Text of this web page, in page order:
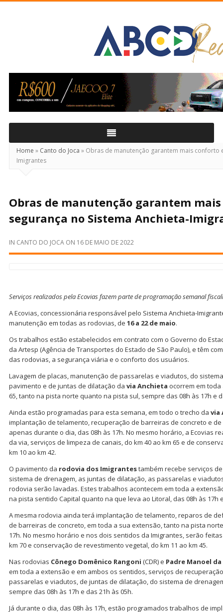
Real
Home » Canto do Joca » Obras de manutenção garantem mais conforto
Imigrantes
Obras de manutenção garantem
segurança no Sistema Anchieta-
IN CANTO DO JOCA ON 16 DE MAIO DE 2022
Serviços realizados pela Ecovias fazem parte de programação semanal
A Ecovias, concessionária responsável pelo Sistema Anchieta-
manutenção em todas as rodovias, de 16 a 22 de maio.
Os trabalhos estão estabelecidos em contrato com o Governo do
da Artesp (Agência de Transportes do Estado de São Paulo), e têm
das rodovias, a segurança viária e o conforto dos usuários.
Lavagem de placas, manutenção de passarelas e viadutos, do
pavimento e de juntas de dilatação da via Anchieta ocorrem em toda
65, tanto na pista norte quanto na pista sul, sempre das 08h às 17h e
Ainda estão programadas para esta semana, em todo o trecho da via
implantação de telamento, recuperação de barreiras de concreto e
apenas durante o dia, das 08h às 17h. No mesmo horário, a Ecovias
da via, serviços de limpeza de canais, do km 40 ao km 65 e de
km 10 ao km 42.
O pavimento da rodovia dos Imigrantestambém recebe serviços
sistema de drenagem, as juntas de dilatação, as passarelas e
rodovia serão lavadas. Estes trabalhos acontecem em toda a
na pista sentido Capital quanto na que leva ao Litoral, das 08h às 17h
A mesma rodovia ainda terá implantação de telamento, reparos de
de barreiras de concreto, em toda a sua extensão, tanto na pista
17h. No mesmo horário e nos dois sentidos da Imigrantes, serão
km 70 e conservação de revestimento vegetal, do km 11 ao km 45.
Nas rodovias Cônego Domênico Rangoni (CDR) e Padre Manoel
em toda a extensão e em ambos os sentidos, serviços de
passarelas e viadutos, de juntas de dilatação, do sistema de
sempre das 08h às 17h e das 21h às 05h.
Já durante o dia, das 08h às 17h, estão programados trabalhos de